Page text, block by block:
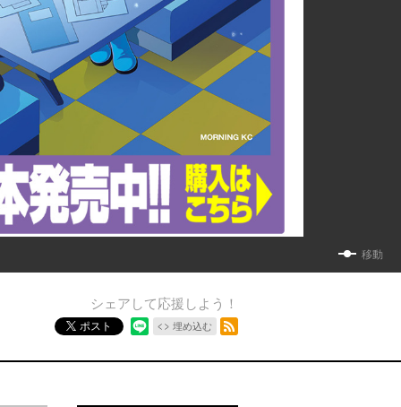
移動
シェアして応援しよう！
ポスト 埋め込む